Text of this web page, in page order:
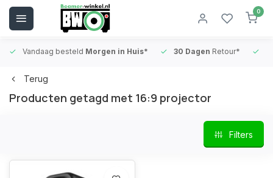
0
Vandaag besteld Morgen in Huis* 30 Dagen Retour*
Terug
Producten getagd met 16:9 projector
Filters